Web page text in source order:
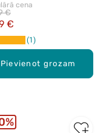
Pievienot grozam
cena
€
€
1